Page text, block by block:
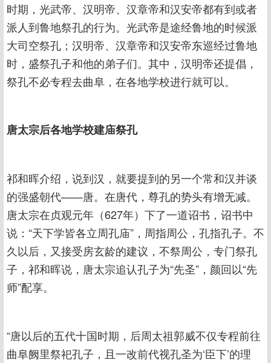
时期，光武帝、汉明帝、汉章帝和汉安帝都有到或者
派人到鲁地祭孔的行为。光武帝是途经鲁地的时候派
大司空祭孔；汉明帝、汉章帝和汉安帝东巡经过鲁地
时，盛祭孔子和他的弟子们。其中，汉明帝还提倡，
祭孔不必专程去曲阜，在各地学校进行就可以。
唐太宗后各地学校建庙祭孔
祁和晖介绍，说到汉，就要提到的另一个常和汉并谈
的强盛朝代——唐。在唐代，尊孔的势头有增无减。
唐太宗在贞观元年（627年）下了一道诏书，诏书中
说：“天下学皆各立周孔庙”，周指周公，孔指孔子。不
久以后，又接受房玄龄的建议，不祭周公，专门祭孔
子，祁和晖说，唐太宗追认孔子为“先圣”，颜回以“先
师”配享。
“唐以后的五代十国时期，后周太祖郭威不仅专程前往
曲阜阙里祭祀孔子，且一改前代视孔圣为‘臣下’的理